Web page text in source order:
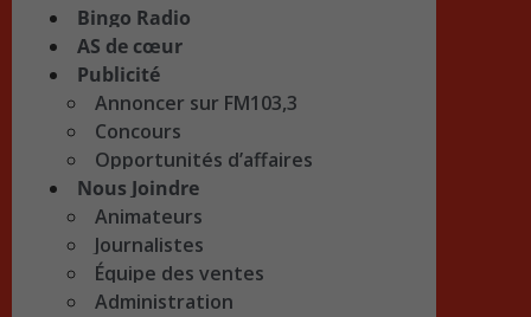
Bingo Radio
AS de cœur
Publicité
Annoncer sur FM103,3
Concours
Opportunités d’affaires
Nous Joindre
Animateurs
Journalistes
Équipe des ventes
Administration